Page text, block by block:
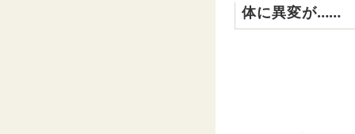
体に異変が……